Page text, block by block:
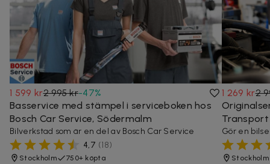
1 599 kr2 995 kr-47%
Basservice med stämpel i serviceboken hos
Bosch Car Service, Södermalm
Bilverkstad som är en del av Bosch Car Service
4,7 (18)
Stockholm 750+ köpta
1 269 kr2
Gör en
Stockholm